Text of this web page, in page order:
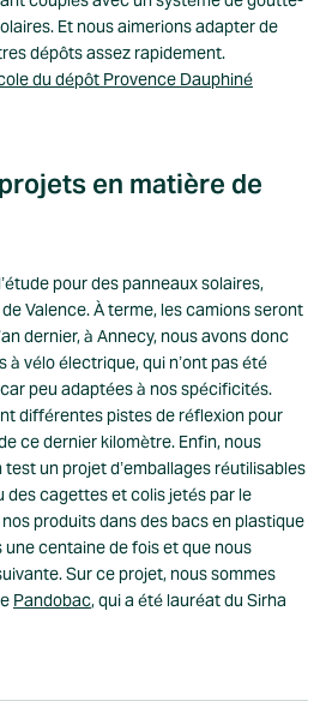
Et nous aimerions adapter de
dépôts assez rapidement.
du dépôt Provence Dauphiné
en matière de
pour des panneaux solaires,
Valence. À terme, les camions seront
dernier, à Annecy, nous avons donc
à vélo électrique, qui n’ont pas été
peu adaptées à nos spécificités.
différentes pistes de réflexion pour
ce dernier kilomètre. Enfin, nous
un projet d’emballages réutilisables
des cagettes et colis jetés par le
produits dans des bacs en plastique
centaine de fois et que nous
Sur ce projet, nous sommes
Pandobac, qui a été lauréat du Sirha